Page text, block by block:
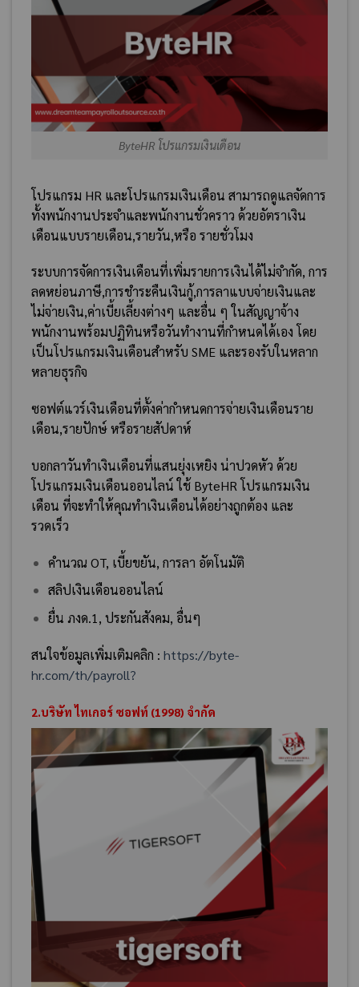
ByteHR โปรแกรมเงินเดือน
โปรแกรม HR และโปรแกรมเงินเดือน สามารถดูแลจัดการ
ทั้งพนักงานประจำและพนักงานชั่วคราว ด้วยอัตราเงิน
เดือนแบบรายเดือน,รายวัน,หรือ รายชั่วโมง
ระบบการจัดการเงินเดือนที่เพิ่มรายการเงินได้ไม่จำกัด, การ
ลดหย่อนภาษี,การชำระคืนเงินกู้,การลาแบบจ่ายเงินและ
ไม่จ่ายเงิน,ค่าเบี้ยเลี้ยงต่างๆ และอื่น ๆ ในสัญญาจ้าง
พนักงานพร้อมปฏิทินหรือวันทำงานที่กำหนดได้เอง โดย
เป็นโปรแกรมเงินเดือนสำหรับ SME และรองรับในหลาก
หลายธุรกิจ
ซอฟต์แวร์เงินเดือนที่ตั้งค่ากำหนดการจ่ายเงินเดือนราย
เดือน,รายปักษ์ หรือรายสัปดาห์
บอกลาวันทำเงินเดือนที่แสนยุ่งเหยิง น่าปวดหัว ด้วย
โปรแกรมเงินเดือนออนไลน์ ใช้ ByteHR โปรแกรมเงิน
เดือน ที่จะทำให้คุณทำเงินเดือนได้อย่างถูกต้อง และ
รวดเร็ว
คำนวณ OT, เบี้ยขยัน, การลา อัตโนมัติ
สลิปเงินเดือนออนไลน์
ยื่น ภงด.1, ประกันสังคม, อื่นๆ
สนใจข้อมูลเพิ่มเติมคลิก : https://byte-
hr.com/th/payroll?
2.บริษัท ไทเกอร์ ซอฟท์ (1998) จํากัด